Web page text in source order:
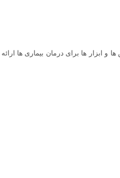
ابزار ها برای درمان بیماری ها